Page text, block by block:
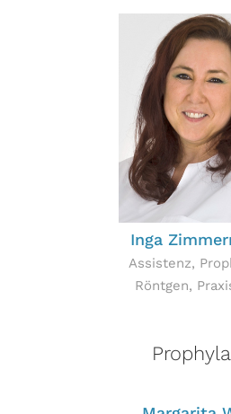
Inga
Assistenz,
Röntgen,